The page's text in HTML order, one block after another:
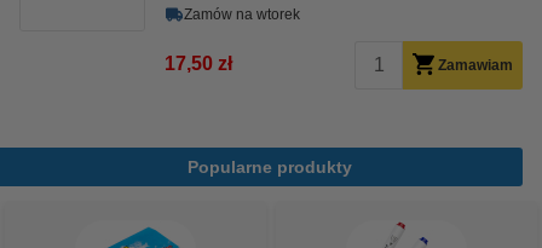
Zamów na wtorek
17,50 zł Zamawiam
Popularne produkty